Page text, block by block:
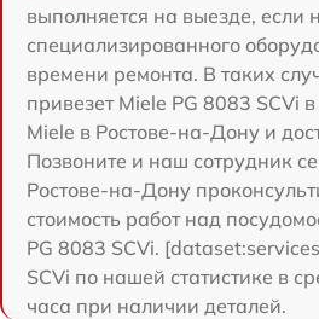
выполняется на выезде, если
специализированного
времени ремонта. В таких
привезет Miele PG 8083 SCVi
Miele в Ростове-на-Дону и
Позвоните и наш сотрудник
Ростове-на-Дону
стоимость работ над
PG 8083 SCVi.
SCVi по нашей статистике в
часа при наличии деталей.